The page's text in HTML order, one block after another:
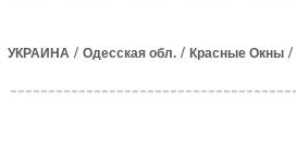
УКРАИНА / Одесская обл. / Красные Окны /